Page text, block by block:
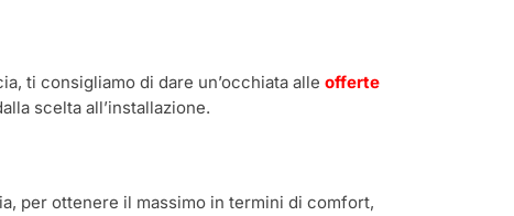
ti consigliamo di dare un’occhiata alle offerte
scelta all’installazione.
per ottenere il massimo in termini di comfort,